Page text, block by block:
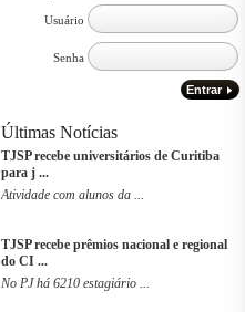
Usuário
Senha
Entrar
Últimas Notícias
TJSP recebe universitários de Curitiba
para j ...
Atividade com alunos da ...
TJSP recebe prêmios nacional e regional
do CI ...
No PJ há 6210 estagiário ...